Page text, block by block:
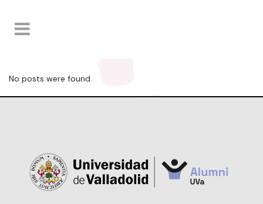
No posts were found.